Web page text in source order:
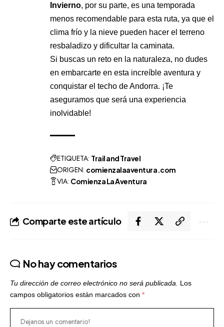
Invierno, por su parte, es una temporada
menos recomendable para esta ruta, ya que el
clima frío y la nieve pueden hacer el terreno
resbaladizo y dificultar la caminata.
Si buscas un reto en la naturaleza, no dudes
en embarcarte en esta increíble aventura y
conquistar el techo de Andorra. ¡Te
aseguramos que será una experiencia
inolvidable!
ETIQUETA: Trail and Travel
ORIGEN: comienzalaaventura.com
VIA: Comienza La Aventura
Comparte este artículo
No hay comentarios
Tu dirección de correo electrónico no será publicada. Los
campos obligatorios están marcados con *